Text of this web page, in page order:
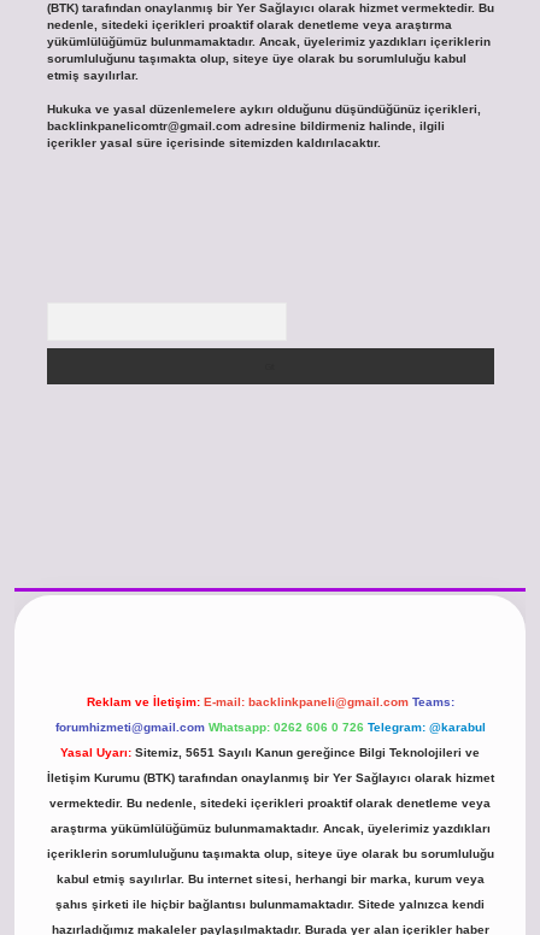
(BTK) tarafından onaylanmış bir Yer Sağlayıcı olarak hizmet vermektedir. Bu
nedenle, sitedeki içerikleri proaktif olarak denetleme veya araştırma
yükümlülüğümüz bulunmamaktadır. Ancak, üyelerimiz yazdıkları içeriklerin
sorumluluğunu taşımakta olup, siteye üye olarak bu sorumluluğu kabul
etmiş sayılırlar.
Hukuka ve yasal düzenlemelere aykırı olduğunu düşündüğünüz içerikleri,
backlinkpanelicomtr@gmail.comadresine bildirmeniz halinde, ilgili
içerikler yasal süre içerisinde sitemizden kaldırılacaktır.
Reklam ve İletişim: E-mail: backlinkpaneli@gmail.com Teams:
forumhizmeti@gmail.com Whatsapp: 0262 606 0 726 Telegram: @karabul
Yasal Uyarı: Sitemiz, 5651 Sayılı Kanun gereğince Bilgi Teknolojileri ve
İletişim Kurumu (BTK) tarafından onaylanmış bir Yer Sağlayıcı olarak hizmet
vermektedir. Bu nedenle, sitedeki içerikleri proaktif olarak denetleme veya
araştırma yükümlülüğümüz bulunmamaktadır. Ancak, üyelerimiz yazdıkları
içeriklerin sorumluluğunu taşımakta olup, siteye üye olarak bu sorumluluğu
kabul etmiş sayılırlar. Bu internet sitesi, herhangi bir marka, kurum veya
şahıs şirketi ile hiçbir bağlantısı bulunmamaktadır. Sitede yalnızca kendi
hazırladığımız makaleler paylaşılmaktadır. Burada yer alan içerikler haber